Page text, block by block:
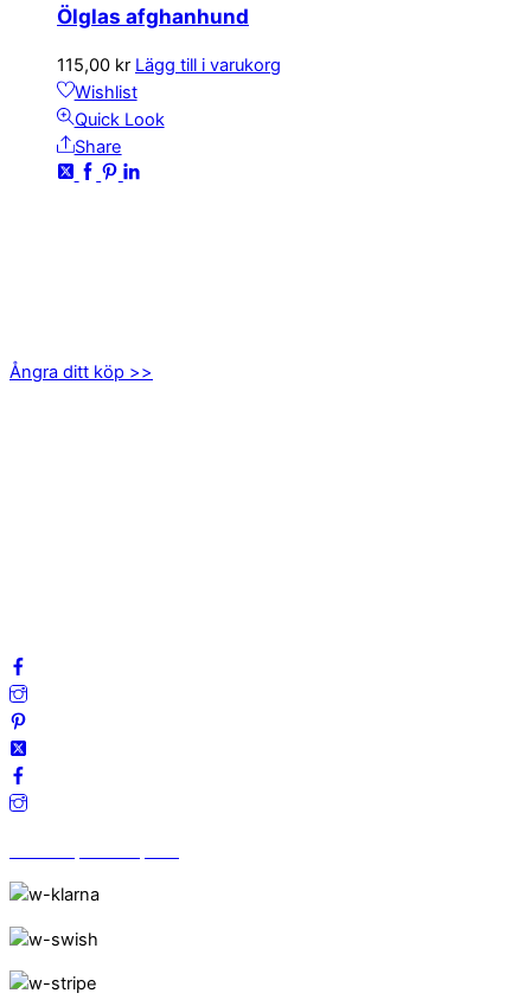
Ölglas afghanhund
115,00 kr Lägg till i varukorg
Wishlist
Quick Look
Share
Ångra ditt köp >>